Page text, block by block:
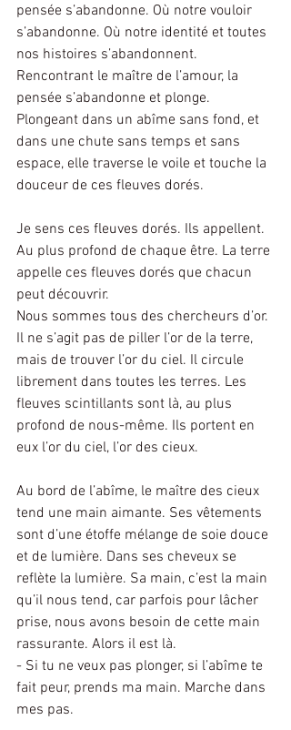
pensée s’abandonne. Où notre vouloir
s’abandonne. Où notre identité et toutes
nos histoires s’abandonnent.
Rencontrant le maître de l’amour, la
pensée s’abandonne et plonge.
Plongeant dans un abîme sans fond, et
dans une chute sans temps et sans
espace, elle traverse le voile et touche la
douceur de ces fleuves dorés.
Je sens ces fleuves dorés. Ils appellent.
Au plus profond de chaque être. La terre
appelle ces fleuves dorés que chacun
peut découvrir.
Nous sommes tous des chercheurs d’or.
Il ne s’agit pas de piller l’or de la terre,
mais de trouver l’or du ciel. Il circule
librement dans toutes les terres. Les
fleuves scintillants sont là, au plus
profond de nous-même. Ils portent en
eux l’or du ciel, l’or des cieux.
Au bord de l’abîme, le maître des cieux
tend une main aimante. Ses vêtements
sont d’une étoffe mélange de soie douce
et de lumière. Dans ses cheveux se
reflète la lumière. Sa main, c’est la main
qu’il nous tend, car parfois pour lâcher
prise, nous avons besoin de cette main
rassurante. Alors il est là.
- Si tu ne veux pas plonger, si l’abîme te
fait peur, prends ma main. Marche dans
mes pas.